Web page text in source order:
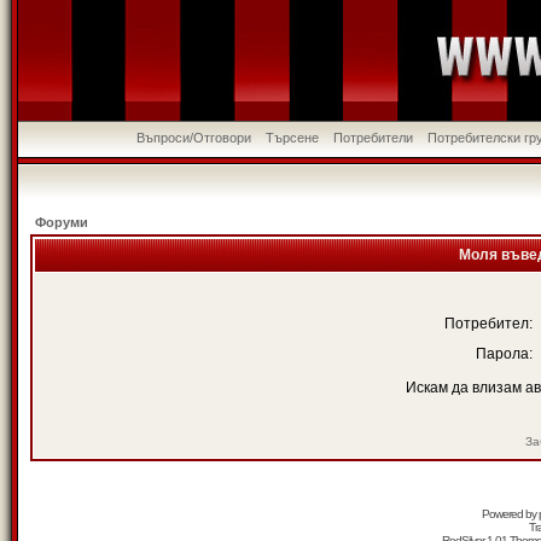
Въпроси/Отговори Търсене Потребители Потребителски
Форуми
Моля
Потребител:
Парола:
Искам да влизам
Powered by